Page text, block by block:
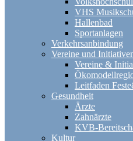
VHS
Hallenbad
Sportanlagen
Verkehrsanbindung
Vereine und
Vereine &
Leitfaden
Gesundheit
Ärzte
Zahnärzte
KVB-
Kultur